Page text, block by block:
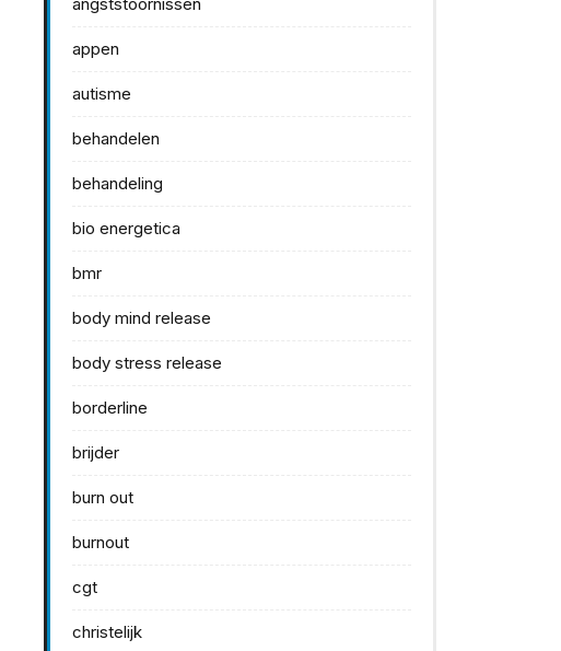
appen
autisme
behandelen
behandeling
bio energetica
bmr
body mind release
body stress release
borderline
brijder
burn out
burnout
cgt
christelijk